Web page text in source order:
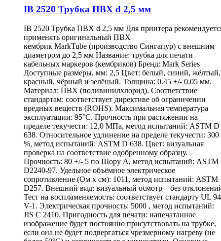
IB 2520 Трубка ПВХ d 2,5 мм
IB 2520 Трубка ПВХ d 2,5 мм Для принтера
применять оригинальный ПВХ
кембрик MarkTube (производство Сингапур) с внешним
диаметром до 2,5 мм Название: трубка для печати
кабельных маркеров (кембриков) Бренд: Mark Series
Доступные размеры, мм: 2,5 Цвет: белый, синий, жёлтый,
красный, чёрный и зелёный. Толщина: 0.45 +/- 0.05 мм.
Материал: ПВХ (поливинилхлорид). Соответствие
стандартам: соответствует директиве об ограничении
вредных веществ (ROHS). Максимальная температура
эксплуатации: 95°С. Прочность при растяжении на
пределе текучести: 12,0 МПа, метод испытаний: ASTM D
638. Относительное удлинение на пределе текучести: 300
%, метод испытаний: ASTM D 638. Цвет: визуальная
проверка на соответствие одобренному образцу.
Прочность: 80 +/- 5 по Шору А, метод испытаний: ASTM
D2240-97. Удельное объёмное электрическое
сопротивление (Ом х см): 1011, метод испытаний: ASTM
D257. Внешний вид: визуальный осмотр – без
Тест на воспламеняемость: соответствует стандарту UL 94
V-1. Электрическая прочность: 5000 , метод испытаний:
JIS C 2410. Пригодность для печати: напечатанное
изображение будет постоянно присутствовать на трубке,
если она не будет подвергаться чрезмерному нагреву (не